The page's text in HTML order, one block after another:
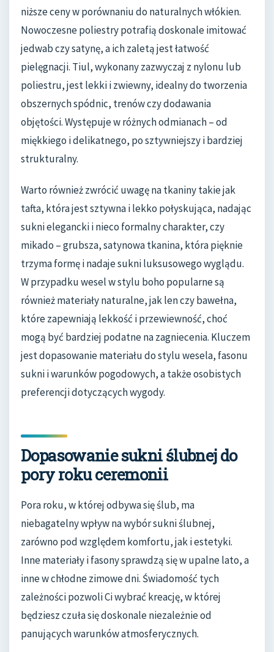
niższe ceny w porównaniu do naturalnych włókien.
Nowoczesne poliestry potrafią doskonale imitować
jedwab czy satynę, a ich zaletą jest łatwość
pielęgnacji. Tiul, wykonany zazwyczaj z nylonu lub
poliestru, jest lekki i zwiewny, idealny do tworzenia
obszernych spódnic, trenów czy dodawania
objętości. Występuje w różnych odmianach – od
miękkiego i delikatnego, po sztywniejszy i bardziej
strukturalny.
Warto również zwrócić uwagę na tkaniny takie jak
tafta, która jest sztywna i lekko połyskująca, nadając
sukni elegancki i nieco formalny charakter, czy
mikado – grubsza, satynowa tkanina, która pięknie
trzyma formę i nadaje sukni luksusowego wyglądu.
W przypadku wesel w stylu boho popularne są
również materiały naturalne, jak len czy bawełna,
które zapewniają lekkość i przewiewność, choć
mogą być bardziej podatne na zagniecenia. Kluczem
jest dopasowanie materiału do stylu wesela, fasonu
sukni i warunków pogodowych, a także osobistych
preferencji dotyczących wygody.
Dopasowanie sukni ślubnej do
pory roku ceremonii
Pora roku, w której odbywa się ślub, ma
niebagatelny wpływ na wybór sukni ślubnej,
zarówno pod względem komfortu, jak i estetyki.
Inne materiały i fasony sprawdzą się w upalne lato, a
inne w chłodne zimowe dni. Świadomość tych
zależności pozwoli Ci wybrać kreację, w której
będziesz czuła się doskonale niezależnie od
panujących warunków atmosferycznych.